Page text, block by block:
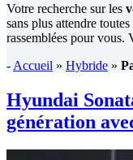
Votre recherche sur les
sans plus attendre
rassemblées pour vous.
- Accueil » Hybride »
Hyundai
génération